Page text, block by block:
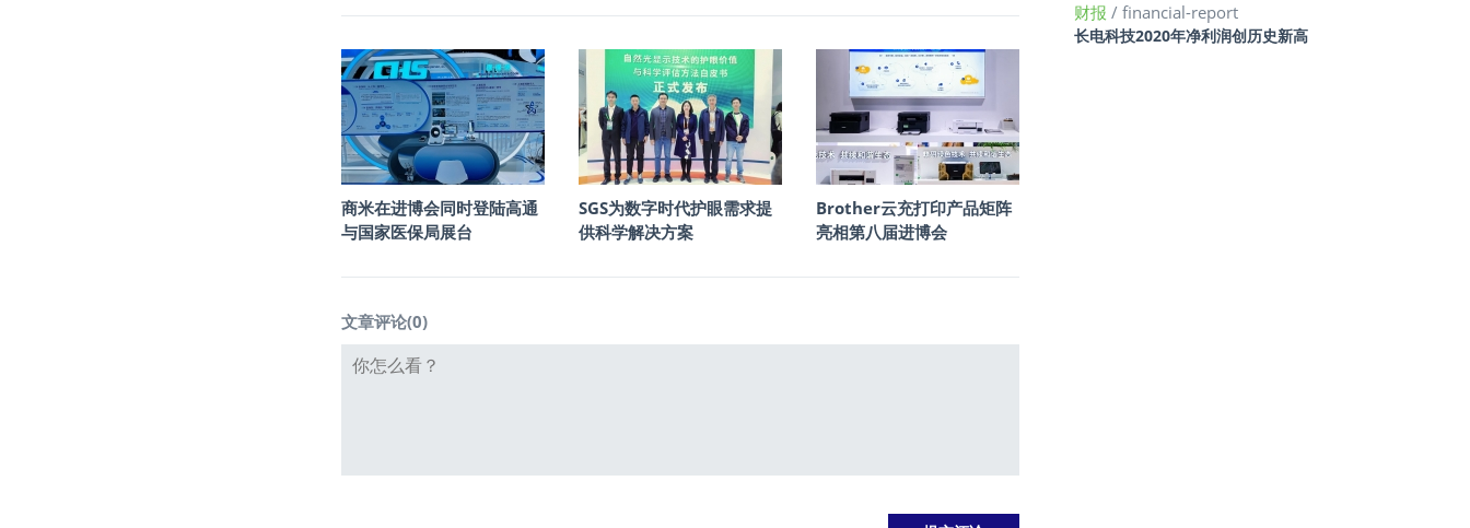
商米在进博会同时登陆高通
与国家医保局展台
SGS为数字时代护眼需求提
供科学解决方案
Brother云充打印产品矩阵
亮相第八届进博会
文章评论(0)
财报 / financial-report
长电科技2020年净利润创历史新高